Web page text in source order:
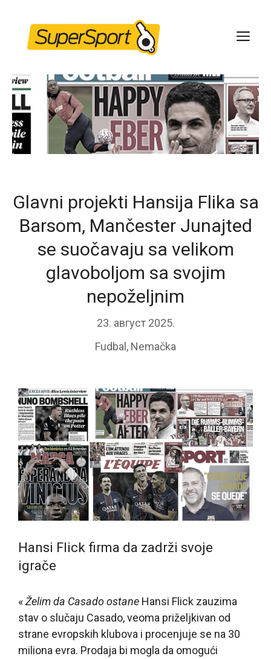
content
Glavni projekti Hansija Flika sa
Barsom, Mančester Junajted
se suočavaju sa velikom
glavoboljom sa svojim
nepoželjnim
23. август 2025.
Fudbal , Nemačka
Hansi Flick firma da zadrži svoje
igrače
«Želim da Casado ostane Hansi Flick zauzima
stav o slučaju Casado, veoma priželjkivan od
strane evropskih klubova i procenjuje se na 30
miliona evra. Prodaja bi mogla da omogući